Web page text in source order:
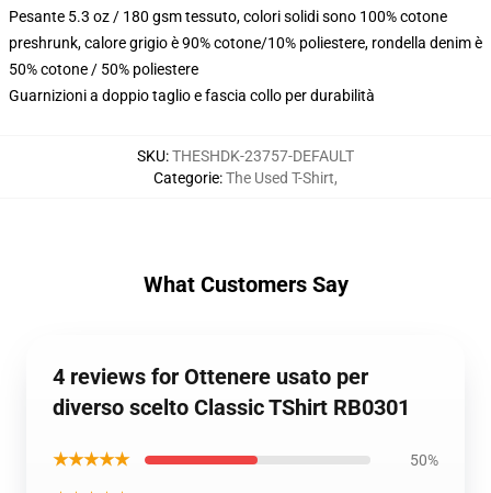
Pesante 5.3 oz / 180 gsm tessuto, colori solidi sono 100% cotone
preshrunk, calore grigio è 90% cotone/10% poliestere, rondella denim è
50% cotone / 50% poliestere
Guarnizioni a doppio taglio e fascia collo per durabilità
SKU:THESHDK-23757-DEFAULT
Categorie:The Used T-Shirt,
What Customers Say
4 reviews for Ottenere usato per
diverso scelto Classic TShirt RB0301
★★★★★ 50%